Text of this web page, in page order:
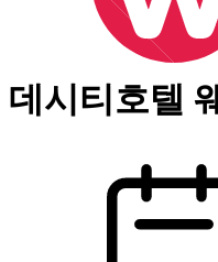
데시티호텔